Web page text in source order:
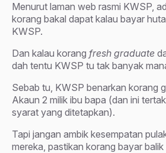
Menurut laman web rasmi KWSP,
korang bakal dapat kalau bayar
KWSP.
Dan kalau korang fresh graduate
dah tentu KWSP tu tak banyak
Sebab tu, KWSP benarkan korang
Akaun 2 milik ibu bapa (dan ini
syarat yang ditetapkan).
Tapi jangan ambik kesempatan
mereka, pastikan korang bayar balik